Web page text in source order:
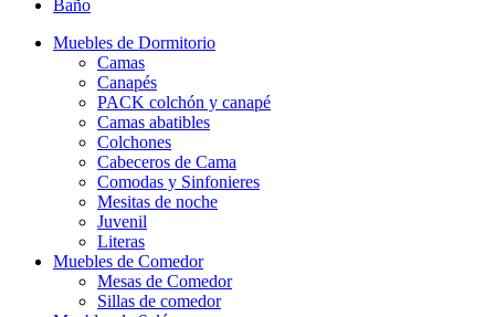
Baño
Muebles de Dormitorio
Camas
Canapés
PACK colchón y canapé
Camas abatibles
Colchones
Cabeceros de Cama
Comodas y Sinfonieres
Mesitas de noche
Juvenil
Literas
Muebles de Comedor
Mesas de Comedor
Sillas de comedor